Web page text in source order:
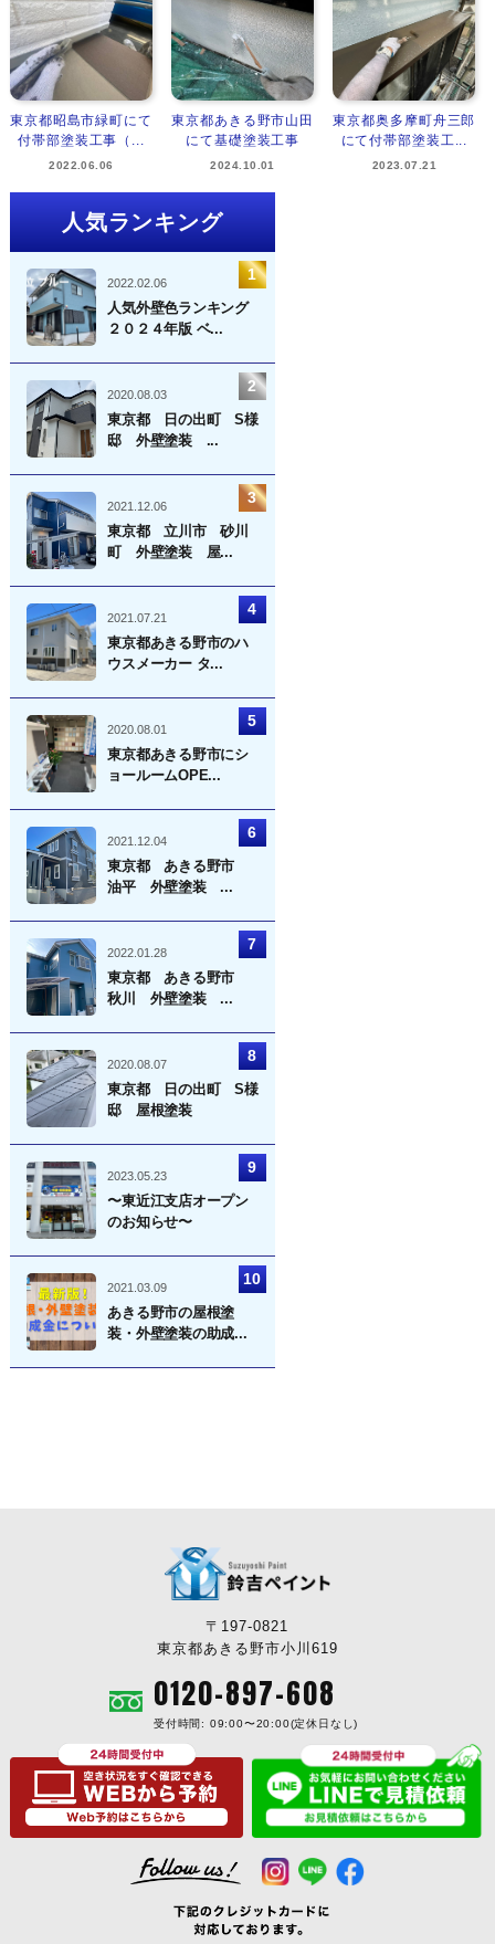
東京都昭島市緑町にて
付帯部塗装工事（...
2022.06.06
東京都あきる野市山田
にて基礎塗装工事
2024.10.01
東京都奥多摩町舟三郎
にて付帯部塗装工...
2023.07.21
人気ランキング
2022.02.06
人気外壁色ランキング
２０２４年版 ベ...
2020.08.03
東京都 日の出町 S様
邸 外壁塗装 ...
2021.12.06
東京都 立川市 砂川
町 外壁塗装 屋...
2021.07.21
東京都あきる野市のハ
ウスメーカー タ...
2020.08.01
東京都あきる野市にシ
ョールームOPE...
2021.12.04
東京都 あきる野市
油平 外壁塗装 ...
2022.01.28
東京都 あきる野市
秋川 外壁塗装 ...
2020.08.07
東京都 日の出町 S様
邸 屋根塗装
2023.05.23
〜東近江支店オープン
のお知らせ〜
2021.03.09
あきる野市の屋根塗
装・外壁塗装の助成...
〒197-0821
東京都あきる野市小川619
0120-897-608
受付時間: 09:00〜20:00(定休日なし)